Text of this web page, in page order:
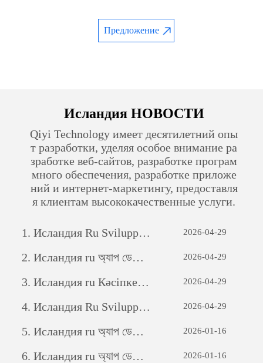
Предложение
Исландия НОВОСТИ
Qiyi Technology имеет десятилетний опы
т разработки, уделяя особое внимание ра
зработке веб-сайтов, разработке програм
много обеспечения, разработке приложе
ний и интернет-маркетингу, предоставля
я клиентам высококачественные услуги.
1. Исландия Ru Sviluppo di siti web per il commercio estero: una guida completa 2026-04-29
2. Исландия ru অ্যাপ ডেভেলপমেন্টঃ একটি সফল মোবাইল অ্যাপ্লিকেশন তৈরির যাত্রা 2026-04-29
3. Исландия ru Кәсіпкерлік әлеуетті ашу: жеке бағдарламалық қамтамасыз етуді дамытудың күші 2026-04-29
4. Исландия Ru Sviluppo di siti web per il commercio estero: una guida completa 2026-04-29
5. Исландия ru অ্যাপ ডেভেলপমেন্টঃ একটি সফল মোবাইল অ্যাপ্লিকেশন তৈরির যাত্রা 2026-01-16
6. Исландия ru অ্যাপ ডেভেলপমেন্টঃ একটি সফল মোবাইল অ্যাপ্লিকেশন তৈরির যাত্রা 2026-01-16